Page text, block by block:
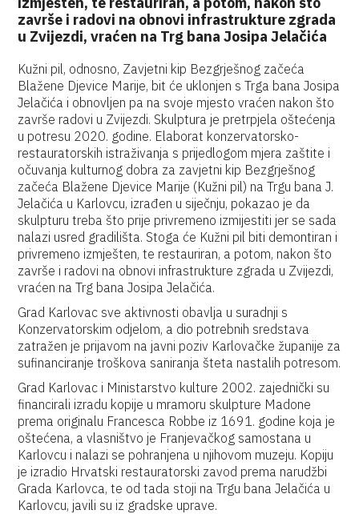
završe i radovi na obnovi infrastrukture zgrada
u Zvijezdi, vraćen na Trg bana Josipa Jelačića
Kužni pil, odnosno, Zavjetni kip Bezgrješnog začeća
Blažene Djevice Marije, bit će uklonjen s Trga bana Josipa
Jelačića i obnovljen pa na svoje mjesto vraćen nakon što
završe radovi u Zvijezdi. Skulptura je pretrpjela oštećenja
u potresu 2020. godine. Elaborat konzervatorsko-
restauratorskih istraživanja s prijedlogom mjera zaštite i
očuvanja kulturnog dobra za zavjetni kip Bezgrješnog
začeća Blažene Djevice Marije (Kužni pil) na Trgu bana J.
Jelačića u Karlovcu, izrađen u siječnju, pokazao je da
skulpturu treba što prije privremeno izmijestiti jer se sada
nalazi usred gradilišta. Stoga će Kužni pil biti demontiran i
privremeno izmješten, te restauriran, a potom, nakon što
završe i radovi na obnovi infrastrukture zgrada u Zvijezdi,
vraćen na Trg bana Josipa Jelačića.
Grad Karlovac sve aktivnosti obavlja u suradnji s
Konzervatorskim odjelom, a dio potrebnih sredstava
zatražen je prijavom na javni poziv Karlovačke županije za
sufinanciranje troškova saniranja šteta nastalih potresom.
Grad Karlovac i Ministarstvo kulture 2002. zajednički su
financirali izradu kopije u mramoru skulpture Madone
prema originalu Francesca Robbe iz 1691. godine koja je
oštećena, a vlasništvo je Franjevačkog samostana u
Karlovcu i nalazi se pohranjena u njihovom muzeju. Kopiju
je izradio Hrvatski restauratorski zavod prema narudžbi
Grada Karlovca, te od tada stoji na Trgu bana Jelačića u
Karlovcu, javili su iz gradske uprave.